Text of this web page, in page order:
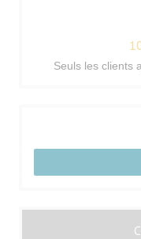
Seuls les clients